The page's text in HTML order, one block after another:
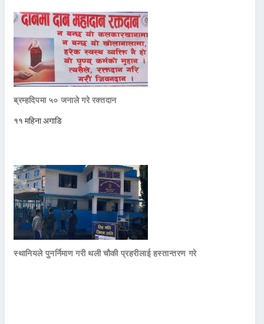
ब्रम्हदिपमा ५० जनाले गरे रक्तदान
११ महिना अगाडि
स्थानियले पुनर्निमाण गरी थली चौकी प्रहरीलाई हस्तान्तरण गरे